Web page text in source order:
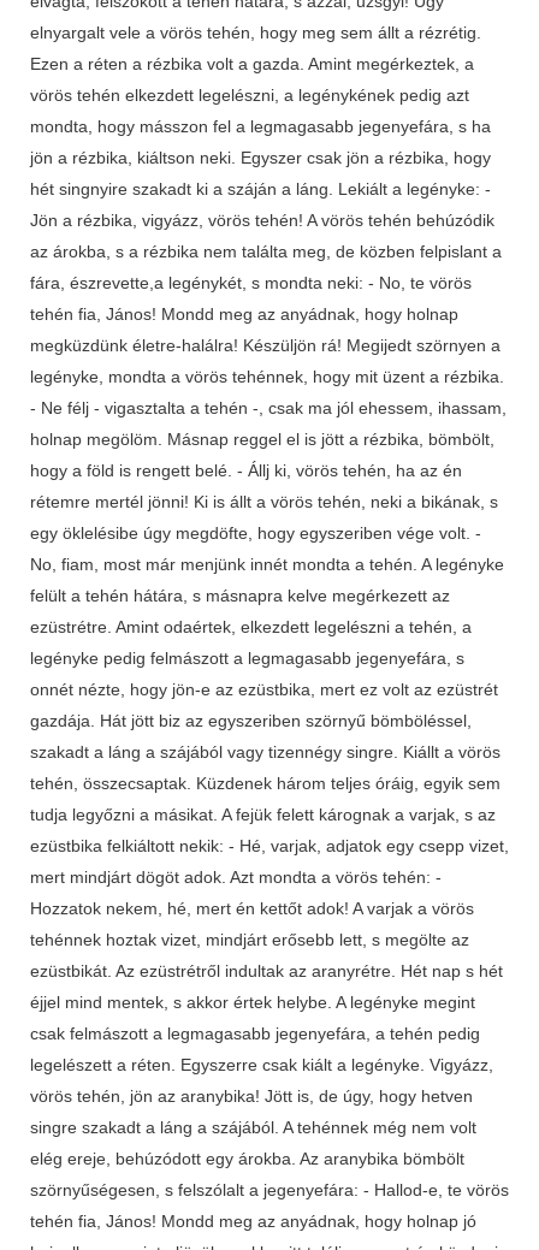
elnyargalt vele a vörös tehén, hogy meg sem állt a rézrétig.
Ezen a réten a rézbika volt a gazda. Amint megérkeztek, a
vörös tehén elkezdett legelészni, a legénykének pedig azt
mondta, hogy másszon fel a legmagasabb jegenyefára, s ha
jön a rézbika, kiáltson neki. Egyszer csak jön a rézbika, hogy
hét singnyire szakadt ki a száján a láng. Lekiált a legényke: -
Jön a rézbika, vigyázz, vörös tehén! A vörös tehén behúzódik
az árokba, s a rézbika nem találta meg, de közben felpislant a
fára, észrevette,a legénykét, s mondta neki: - No, te vörös
tehén fia, János! Mondd meg az anyádnak, hogy holnap
megküzdünk életre-halálra! Készüljön rá! Megijedt szörnyen a
legényke, mondta a vörös tehénnek, hogy mit üzent a rézbika.
- Ne félj - vigasztalta a tehén -, csak ma jól ehessem, ihassam,
holnap megölöm. Másnap reggel el is jött a rézbika, bömbölt,
hogy a föld is rengett belé. - Állj ki, vörös tehén, ha az én
rétemre mertél jönni! Ki is állt a vörös tehén, neki a bikának, s
egy öklelésibe úgy megdöfte, hogy egyszeriben vége volt. -
No, fiam, most már menjünk innét mondta a tehén. A legényke
felült a tehén hátára, s másnapra kelve megérkezett az
ezüstrétre. Amint odaértek, elkezdett legelészni a tehén, a
legényke pedig felmászott a legmagasabb jegenyefára, s
onnét nézte, hogy jön-e az ezüstbika, mert ez volt az ezüstrét
gazdája. Hát jött biz az egyszeriben szörnyű bömböléssel,
szakadt a láng a szájából vagy tizennégy singre. Kiállt a vörös
tehén, összecsaptak. Küzdenek három teljes óráig, egyik sem
tudja legyőzni a másikat. A fejük felett kárognak a varjak, s az
ezüstbika felkiáltott nekik: - Hé, varjak, adjatok egy csepp vizet,
mert mindjárt dögöt adok. Azt mondta a vörös tehén: -
Hozzatok nekem, hé, mert én kettőt adok! A varjak a vörös
tehénnek hoztak vizet, mindjárt erősebb lett, s megölte az
ezüstbikát. Az ezüstrétről indultak az aranyrétre. Hét nap s hét
éjjel mind mentek, s akkor értek helybe. A legényke megint
csak felmászott a legmagasabb jegenyefára, a tehén pedig
legelészett a réten. Egyszerre csak kiált a legényke. Vigyázz,
vörös tehén, jön az aranybika! Jött is, de úgy, hogy hetven
singre szakadt a láng a szájából. A tehénnek még nem volt
elég ereje, behúzódott egy árokba. Az aranybika bömbölt
szörnyűségesen, s felszólalt a jegenyefára: - Hallod-e, te vörös
tehén fia, János! Mondd meg az anyádnak, hogy holnap jó